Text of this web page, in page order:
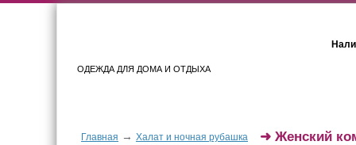
ОДЕЖДА ДЛЯ ДОМА И ОТДЫХА
Главная → Халат и ночная рубашка ➜ Женский